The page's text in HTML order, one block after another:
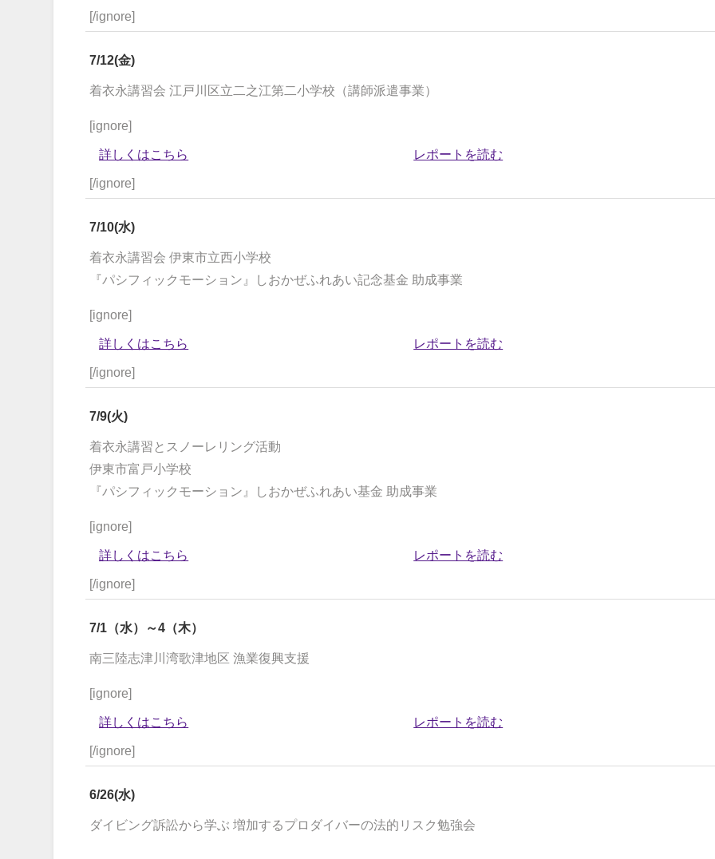
[/ignore]
7/12(金)
着衣永講習会 江戸川区立二之江第二小学校（講師派遣事業）
[ignore]
詳しくはこちら レポートを読む
[/ignore]
7/10(水)
着衣永講習会 伊東市立西小学校
『パシフィックモーション』しおかぜふれあい記念基金 助成事業
[ignore]
詳しくはこちら レポートを読む
[/ignore]
7/9(火)
着衣永講習とスノーレリング活動
伊東市富戸小学校
『パシフィックモーション』しおかぜふれあい基金 助成事業
[ignore]
詳しくはこちら レポートを読む
[/ignore]
7/1（水）～4（木）
南三陸志津川湾歌津地区 漁業復興支援
[ignore]
詳しくはこちら レポートを読む
[/ignore]
6/26(水)
ダイビング訴訟から学ぶ 増加するプロダイバーの法的リスク勉強会